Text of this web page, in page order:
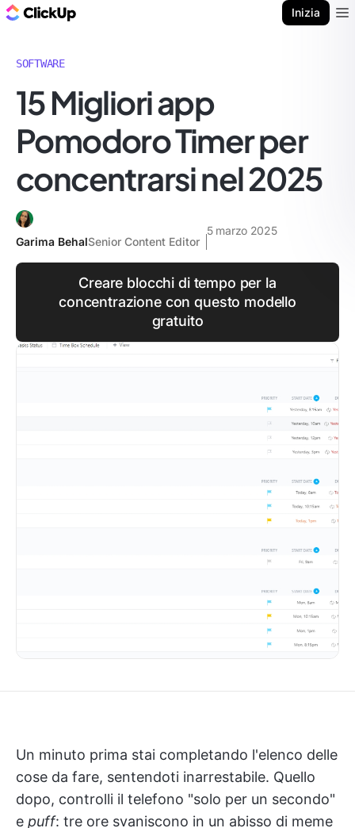
Inizia
SOFTWARE
15 Migliori app
Pomodoro Timer per
concentrarsi nel 2025
Garima BehalSenior Content Editor
5 marzo 2025
Creare blocchi di tempo per la
concentrazione con questo modello
gratuito
Un minuto prima stai completando l'elenco delle
cose da fare, sentendoti inarrestabile. Quello
dopo, controlli il telefono "solo per un secondo"
e puff: tre ore svaniscono in un abisso di meme